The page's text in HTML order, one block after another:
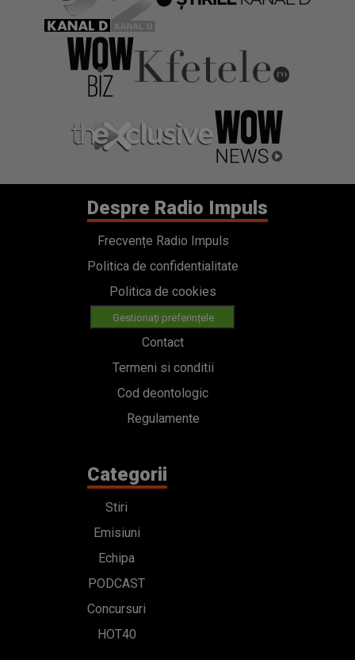
Despre Radio Impuls
Frecvențe Radio Impuls
Politica de confidentialitate
Politica de cookies
Gestionați preferințele
Contact
Termeni si conditii
Cod deontologic
Regulamente
Categorii
Stiri
Emisiuni
Echipa
PODCAST
Concursuri
HOT40